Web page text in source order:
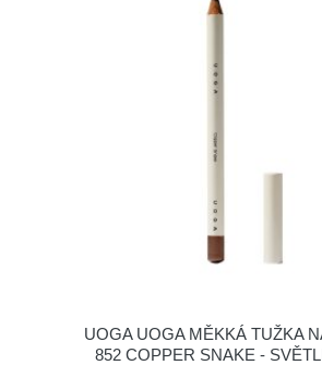
UOGA UOGA MĚKKÁ TUŽKA
852 COPPER SNAKE -